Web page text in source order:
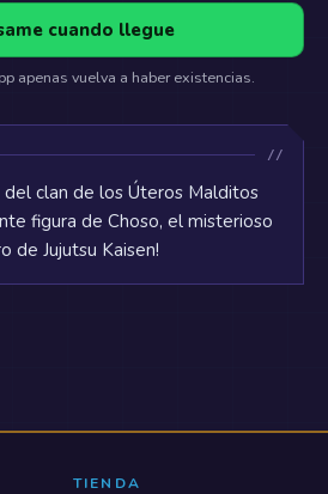
cuando llegue
apenas vuelva a haber existencias.
del clan de los Úteros Malditos
figura de Choso, el misterioso
de Jujutsu Kaisen!
TIENDA